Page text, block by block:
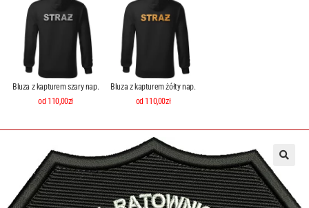
Bluza z kapturem szary nap.
od 110,00zł
Bluza z kapturem żółty nap.
od 110,00zł